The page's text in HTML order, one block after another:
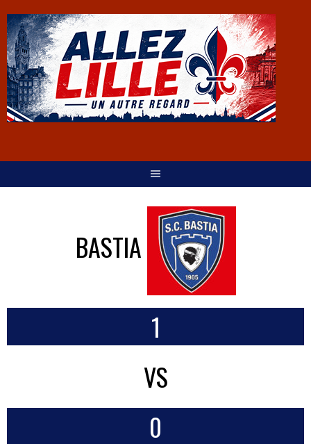
BASTIA
1
VS
0